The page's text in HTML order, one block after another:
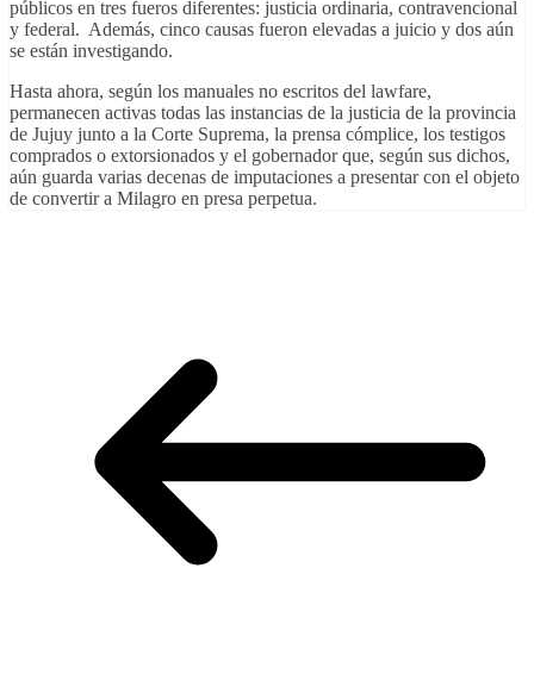
públicos en tres fueros diferentes: justicia ordinaria, contravencional
y federal. Además, cinco causas fueron elevadas a juicio y dos aún
se están investigando.
Hasta ahora, según los manuales no escritos del lawfare,
permanecen activas todas las instancias de la justicia de la provincia
de Jujuy junto a la Corte Suprema, la prensa cómplice, los testigos
comprados o extorsionados y el gobernador que, según sus dichos,
aún guarda varias decenas de imputaciones a presentar con el objeto
de convertir a Milagro en presa perpetua.